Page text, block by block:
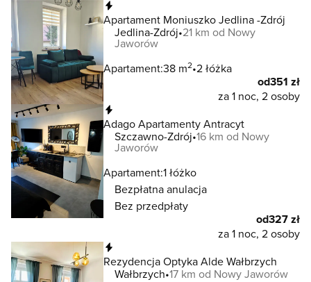
Apartament Moniuszko Jedlina -Zdrój
Jedlina-Zdrój 21 km od Nowy
Jaworów
Apartament:38 m2 2 łóżka
od351 zł
za 1 noc, 2 osoby
Adago Apartamenty Antracyt
Szczawno-Zdrój 16 km od Nowy
Jaworów
Apartament:1 łóżko
Bezpłatna anulacja
Bez przedpłaty
od327 zł
za 1 noc, 2 osoby
Rezydencja Optyka Alde Wałbrzych
Wałbrzych 17 km od Nowy Jaworów